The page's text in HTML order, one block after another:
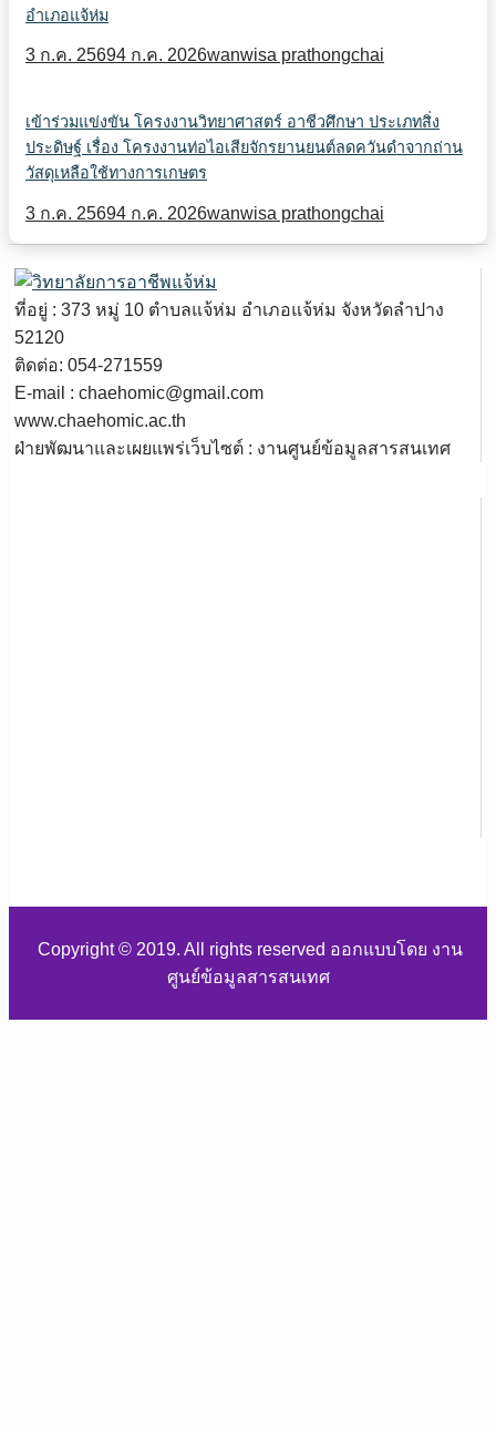
อำเภอแจ้ห่ม
3 ก.ค. 25694 ก.ค. 2026wanwisa prathongchai
เข้าร่วมแข่งขัน โครงงานวิทยาศาสตร์ อาชีวศึกษา ประเภทสิ่ง
ประดิษฐ์ เรื่อง โครงงานท่อไอเสียจักรยานยนต์ลดควันดำจากถ่าน
วัสดุเหลือใช้ทางการเกษตร
3 ก.ค. 25694 ก.ค. 2026wanwisa prathongchai
ที่อยู่ : 373 หมู่ 10 ตำบลแจ้ห่ม อำเภอแจ้ห่ม จังหวัดลำปาง
52120
ติดต่อ: 054-271559
E-mail : chaehomic@gmail.com
www.chaehomic.ac.th
ฝ่ายพัฒนาและเผยแพร่เว็บไซต์ : งานศูนย์ข้อมูลสารสนเทศ
Copyright © 2019. All rights reserved ออกแบบโดย งาน
ศูนย์ข้อมูลสารสนเทศ